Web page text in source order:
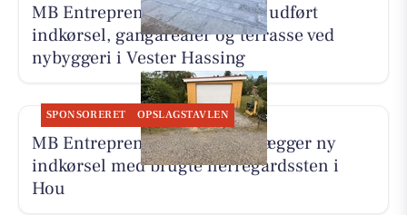
MB Entreprenør & Anlæg har udført
indkørsel, gangarealer og terrasse ved
nybyggeri i Vester Hassing
SPONSORERET OPSLAGSTAVLEN
MB Entreprenør & Anlæg anlægger ny
indkørsel med brugte herregårdssten i
Hou